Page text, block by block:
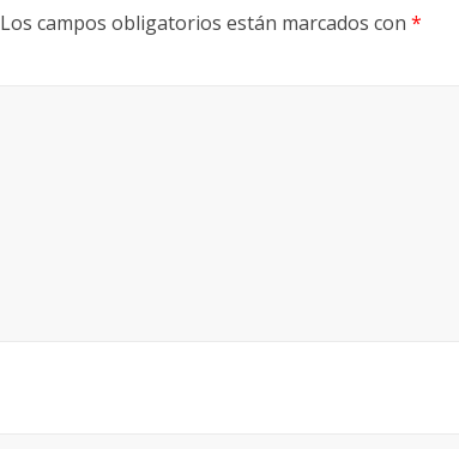
Los campos obligatorios están marcados con *